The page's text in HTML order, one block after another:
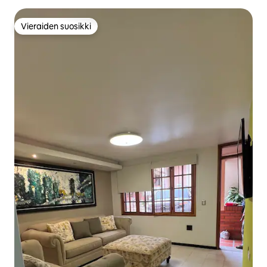
Vieraiden suosikki
Vieraiden suosikki